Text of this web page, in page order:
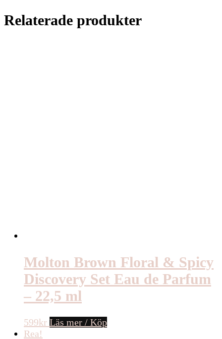
Relaterade produkter
Molton Brown Floral & Spicy
Discovery Set Eau de Parfum
– 22,5 ml
599kr Läs mer / Köp
Rea!